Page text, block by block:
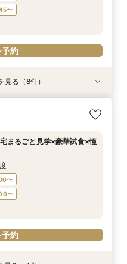
約
約
約
約
約
約
約
約
〜
約
心躍る花嫁の第一歩♪ゆっ
〜
約
ィ婚＆パパママキッズ婚に◎
〜
約
ェフ渾身コース試食＆おも
〜
約
ア】会場見学＆相談会*初見
〜
約
ット”と過ごす挙式＆披露
〜
約
ン相談会】スマホで簡単！
〜
約
】貸切邸宅で叶える少人数ウ
〜
約
テーマ設定で叶える充実の
〜
約
見る（8件）
宅まるごと見学×豪華試食×憧
〜
〜
約